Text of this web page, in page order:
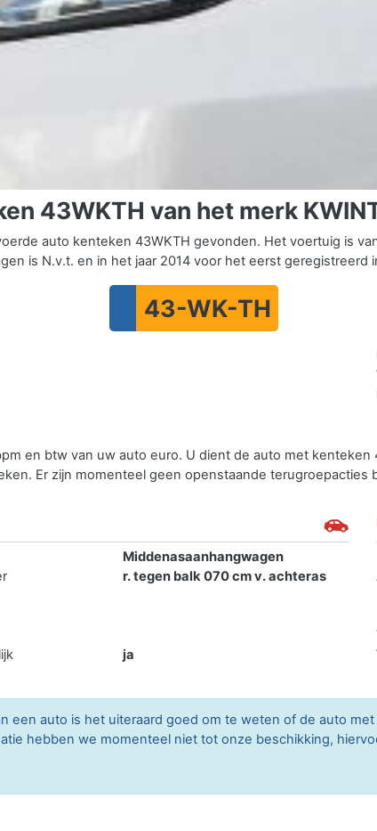
43WKTH van het merk
auto kenteken 43WKTH gevonden. Het voertuig is
is N.v.t. en in het jaar 2014 voor het eerst geregistreerd
43-WK-TH
en btw van uw auto euro. U dient de auto met
Er zijn momenteel geen openstaande
Middenasaanhangwagen
r. tegen balk 070 cm v. achteras
ja
een auto is het uiteraard goed om te weten of de auto
hebben we momenteel niet tot onze beschikking,